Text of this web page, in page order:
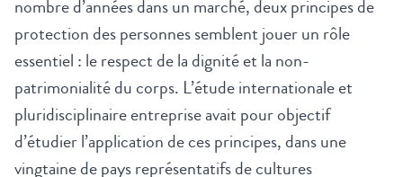
nombre d’années dans un marché, deux principes de
protection des personnes semblent jouer un rôle
essentiel : le respect de la dignité et la non-
patrimonialité du corps. L’étude internationale et
pluridisciplinaire entreprise avait pour objectif
d’étudier l’application de ces principes, dans une
vingtaine de pays représentatifs de cultures